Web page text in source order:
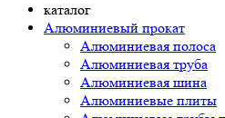
каталог
Алюминиевый прокат
Алюминиевая полоса
Алюминиевая труба
Алюминиевая шина
Алюминиевые плиты